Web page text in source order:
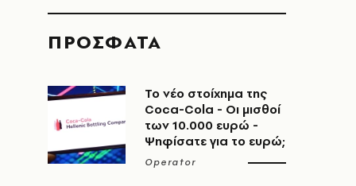
ΠΡΟΣΦΑΤΑ
Το νέο στοίχημα της
Coca-Cola - Οι μισθοί
των 10.000 ευρώ -
Ψηφίσατε για το ευρώ;
Operator